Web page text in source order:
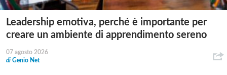
Leadership emotiva, perché è importante per
creare un ambiente di apprendimento sereno
07 agosto 2026
di Genio Net